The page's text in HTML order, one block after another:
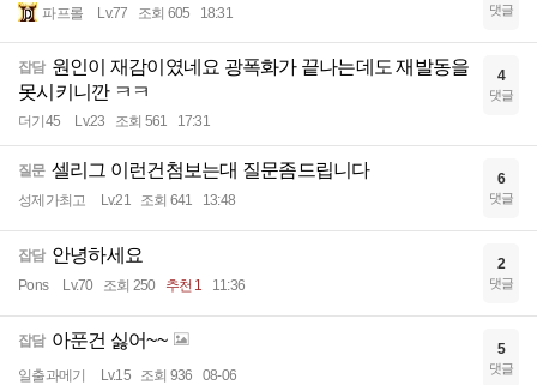
파프롤 Lv.77 조회 605 18:31 댓글
잡담 원인이 재감이였네요 광폭화가 끝나는데도 재발동을
못시키니깐 ㅋㅋ
더기45 Lv.23 조회 561 17:31
4
댓글
질문 셀리그 이런건첨보는대 질문좀드립니다
성제가최고 Lv.21 조회 641 13:48
6
댓글
잡담 안녕하세요
Pons Lv.70 조회 250 추천 1 11:36
2
댓글
잡담 아푼건 싫어~~
일출과메기 Lv.15 조회 936 08-06
5
댓글